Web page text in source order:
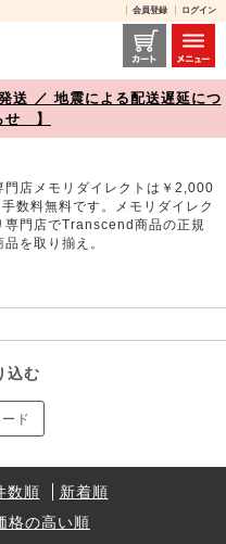
会員登録 ログイン
送 ／ 地震による配送遅延につ
せ 】
門店メモリダイレクトは￥2,000
数料無料です。メモリダイレク
専門店でTranscend商品の正規
を取り揃え。
込む
ド
数順
新着順
格の高い順